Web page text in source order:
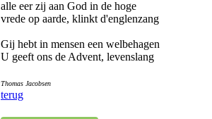
alle eer zij aan God in de hoge
vrede op aarde, klinkt d'englenzang
Gij hebt in mensen een welbehagen
U geeft ons de Advent, levenslang
Thomas Jacobsen
terug